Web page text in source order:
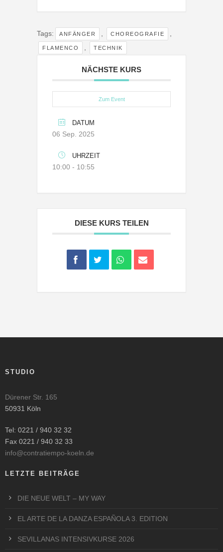
Tags: ANFÄNGER CHOREOGRAFIE
FLAMENCO TECHNIK
NÄCHSTE KURS
Zum Event
DATUM
06 Sep. 2025
UHRZEIT
10:00 - 10:55
DIESE KURS TEILEN
STUDIO
Dürener Str. 165
50931 Köln
Tel: 0221 / 940 32 32
Fax 0221 / 940 32 33
info@contratiempo-koeln.de
LETZTE BEITRÄGE
DIE NEUE WELT – MY WAY
EL ARTE DE LA DANZA ESPAÑOLA 3. EDITION
SEVILLANAS INTENSIVKURSE 2026